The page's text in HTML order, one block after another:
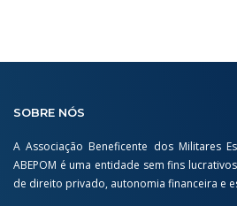
SOBRE NÓS
A Associação Beneficente dos Militares
ABEPOM é uma entidade sem fins
de direito privado, autonomia financeira e